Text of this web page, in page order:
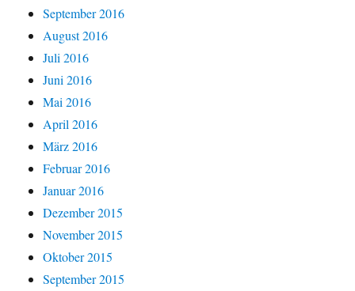
September 2016
August 2016
Juli 2016
Juni 2016
Mai 2016
April 2016
März 2016
Februar 2016
Januar 2016
Dezember 2015
November 2015
Oktober 2015
September 2015